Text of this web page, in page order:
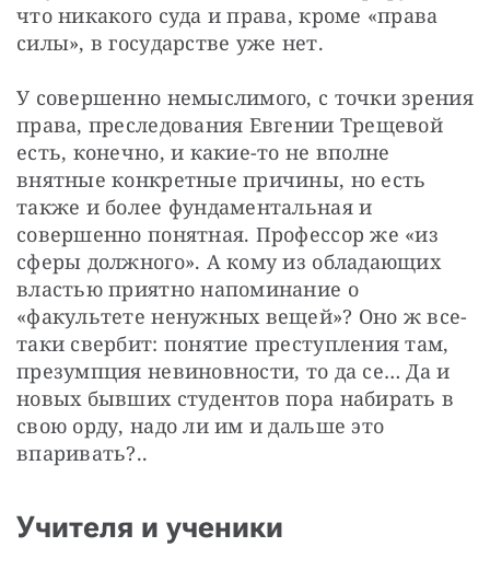
что никакого суда и права, кроме «права
силы», в государстве уже нет.
У совершенно немыслимого, с точки зрения
права, преследования Евгении Трещевой
есть, конечно, и какие-то не вполне
внятные конкретные причины, но есть
также и более фундаментальная и
совершенно понятная. Профессор же «из
сферы должного». А кому из обладающих
властью приятно напоминание о
«факультете ненужных вещей»? Оно ж все-
таки свербит: понятие преступления там,
презумпция невиновности, то да се… Да и
новых бывших студентов пора набирать в
свою орду, надо ли им и дальше это
впаривать?..
Учителя и ученики